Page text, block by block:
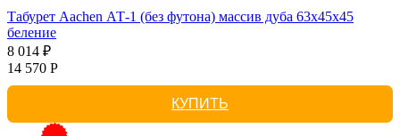
Табурет Aachen АТ-1 (без футона) массив дуба 63х45х45
беление
8 014 ₽
14 570 Р
КУПИТЬ